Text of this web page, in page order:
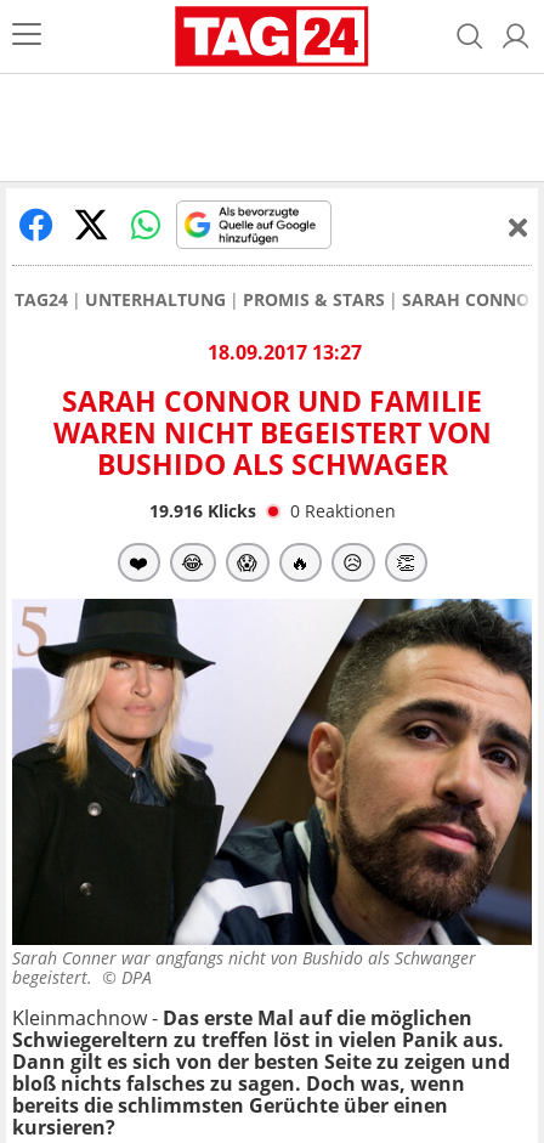
TAG24 UNTERHALTUNG PROMIS & STARS SARAH CONNOR
18.09.2017 13:27
SARAH CONNOR UND FAMILIE
WAREN NICHT BEGEISTERT VON
BUSHIDO ALS SCHWAGER
19.916Klicks 0 Reaktionen
❤️ 😂 😱 🔥 😥 👏
Sarah Conner war angfangs nicht von Bushido als Schwanger
begeistert. © DPA
Kleinmachnow - Das erste Mal auf die möglichen
Schwiegereltern zu treffen löst in vielen Panik aus.
Dann gilt es sich von der besten Seite zu zeigen und
bloß nichts falsches zu sagen. Doch was, wenn
bereits die schlimmsten Gerüchte über einen
kursieren?